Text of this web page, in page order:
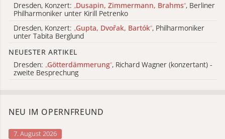
Dresden, Konzert: „Dusapin, Zimmermann, Brahms“, Berliner
Philharmoniker unter Kirill Petrenko
Dresden, Konzert: „Gupta, Dvořak, Bartók“, Philharmoniker
unter Tabita Berglund
NEUESTER ARTIKEL
Dresden: „Götterdämmerung“, Richard Wagner (konzertant) -
zweite Besprechung
NEU IM OPERNFREUND
7. August 2026